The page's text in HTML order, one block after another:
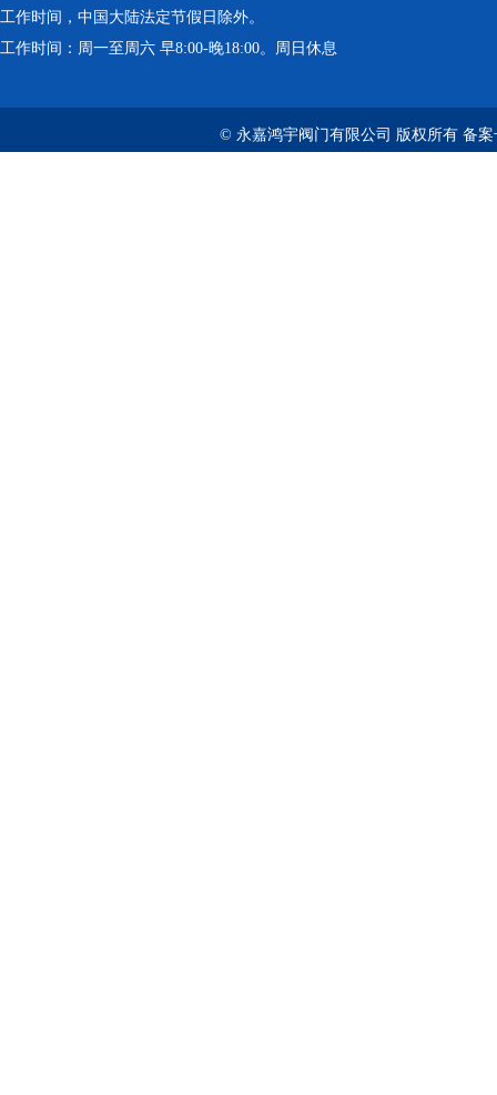
工作时间，中国大陆法定节假日除外。
工作时间：周一至周六 早8:00-晚18:00。周日休息
© 永嘉鸿宇阀门有限公司 版权所有 备案